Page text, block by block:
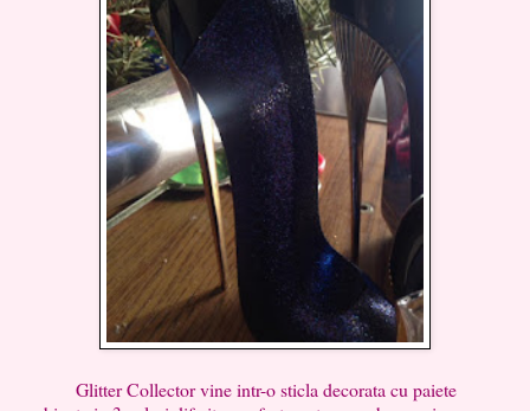
Glitter Collector vine intr-o sticla decorata cu paiete